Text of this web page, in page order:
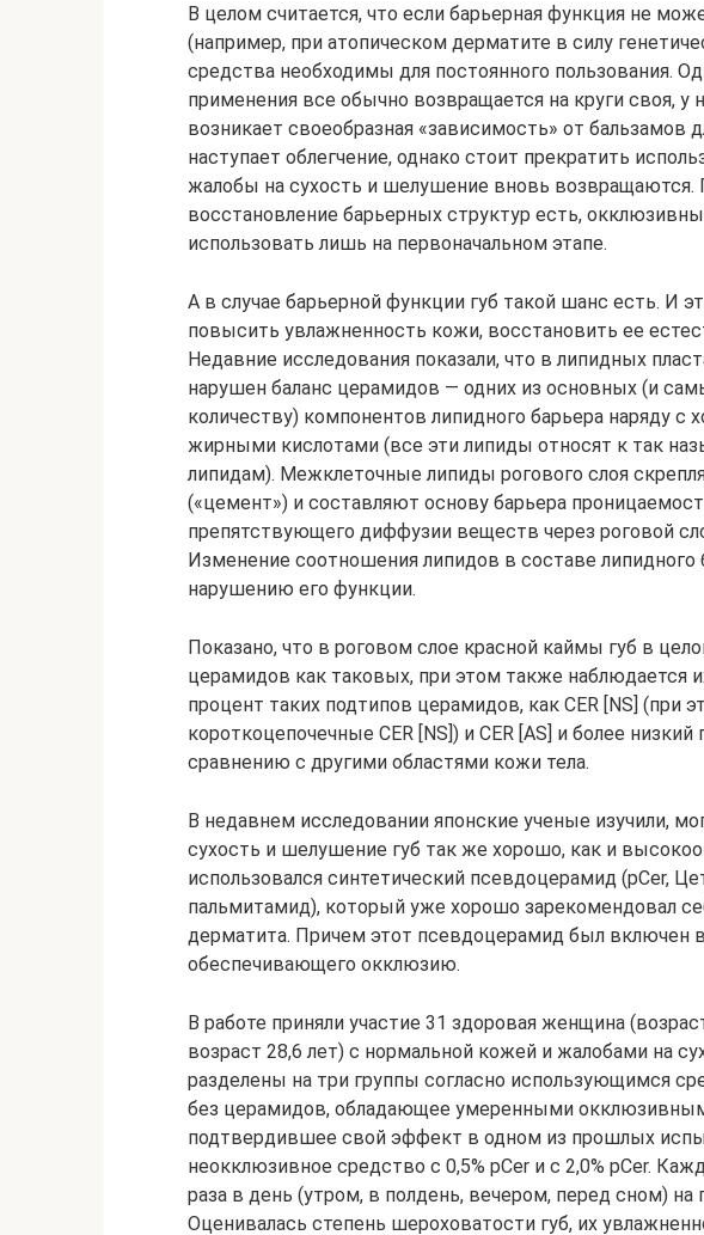
В целом считается, что если барьерная функция не
(например, при атопическом дерматите в силу
средства необходимы для постоянного пользования.
применения все обычно возвращается на круги своя,
возникает своеобразная «зависимость» от бальзамов
наступает облегчение, однако стоит прекратить
жалобы на сухость и шелушение вновь
восстановление барьерных структур есть,
использовать лишь на первоначальном этапе.
А в случае барьерной функции губ такой шанс есть. И
повысить увлажненность кожи, восстановить ее
Недавние исследования показали, что в липидных
нарушен баланс церамидов — одних из основных (и
количеству) компонентов липидного барьера наряду
жирными кислотами (все эти липиды относят к так
липидам). Межклеточные липиды рогового слоя
(«цемент») и составляют основу барьера
препятствующего диффузии веществ через роговой
Изменение соотношения липидов в составе липидного
нарушению его функции.
Показано, что в роговом слое красной каймы губ в
церамидов как таковых, при этом также наблюдается
процент таких подтипов церамидов, как CER [NS] (при
короткоцепочечные CER [NS]) и CER [AS] и более низкий
сравнению с другими областями кожи тела.
В недавнем исследовании японские ученые изучили,
сухость и шелушение губ так же хорошо, как и
использовался синтетический псевдоцерамид (pCer,
пальмитамид), который уже хорошо зарекомендовал
дерматита. Причем этот псевдоцерамид был включен
обеспечивающего окклюзию.
В работе приняли участие 31 здоровая женщина
возраст 28,6 лет) с нормальной кожей и жалобами на
разделены на три группы согласно использующимся
без церамидов, обладающее умеренными
подтвердившее свой эффект в одном из прошлых
неокклюзивное средство с 0,5% pCer и с 2,0% pCer.
раза в день (утром, в полдень, вечером, перед сном) на
Оценивалась степень шероховатости губ, их